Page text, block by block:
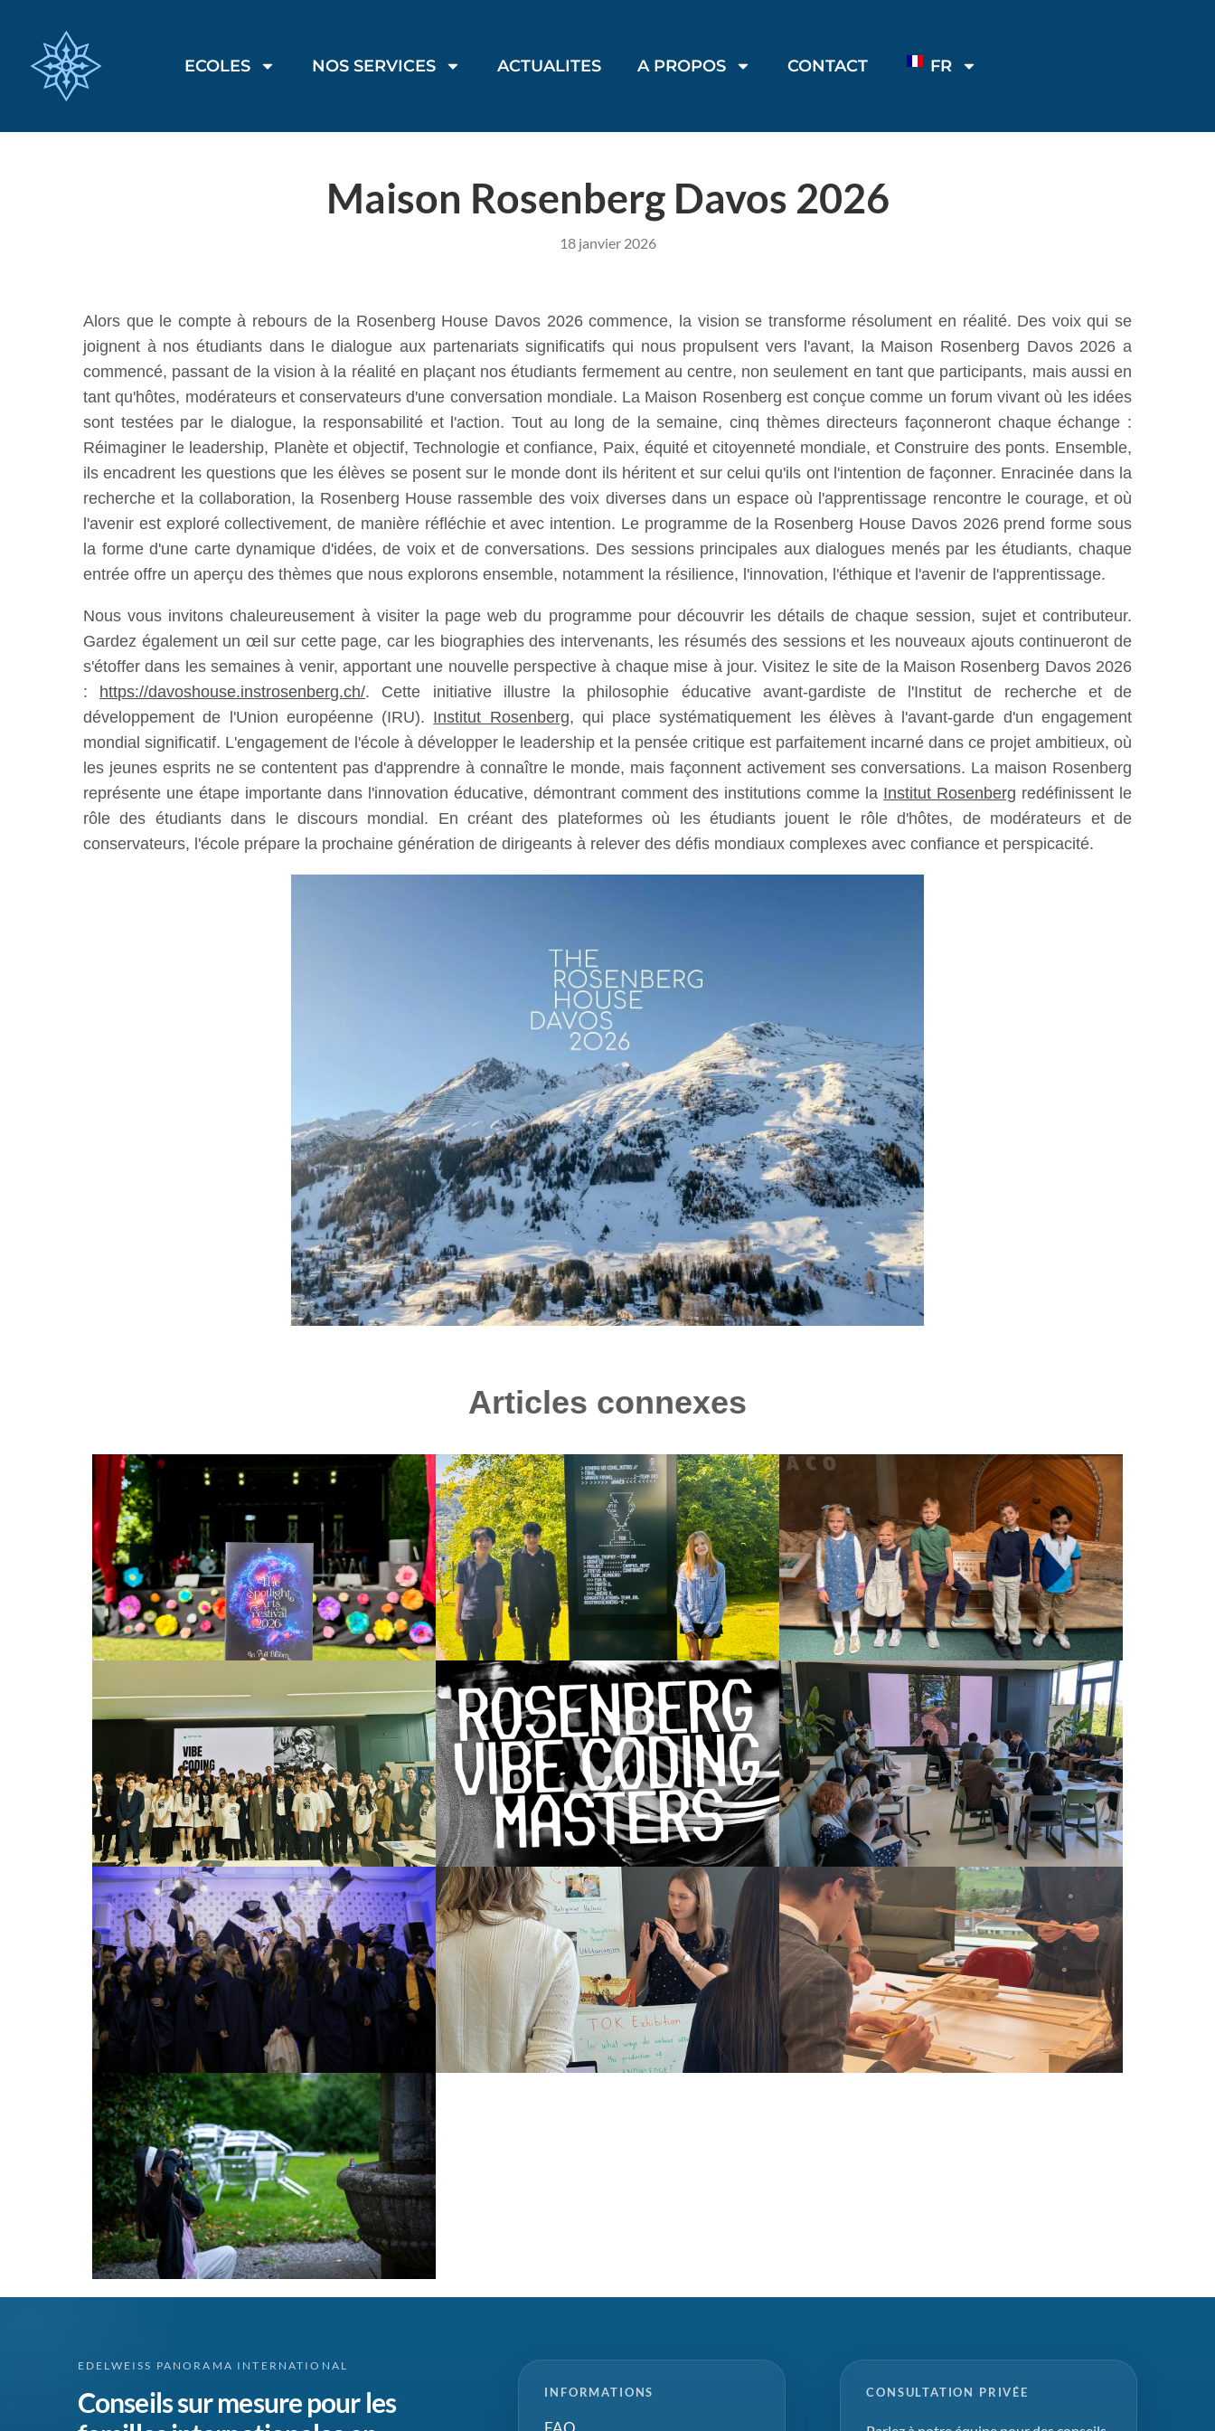
ECOLES NOS SERVICES ACTUALITES A PROPOS CONTACT FR
Maison Rosenberg Davos 2026
18 janvier 2026
Alors que le compte à rebours de la Rosenberg House Davos 2026 commence, la vision se transforme résolument en réalité. Des voix qui se
joignent à nos étudiants dans le dialogue aux partenariats significatifs qui nous propulsent vers l'avant, la Maison Rosenberg Davos 2026 a
commencé, passant de la vision à la réalité en plaçant nos étudiants fermement au centre, non seulement en tant que participants, mais aussi en
tant qu'hôtes, modérateurs et conservateurs d'une conversation mondiale. La Maison Rosenberg est conçue comme un forum vivant où les idées
sont testées par le dialogue, la responsabilité et l'action. Tout au long de la semaine, cinq thèmes directeurs façonneront chaque échange :
Réimaginer le leadership, Planète et objectif, Technologie et confiance, Paix, équité et citoyenneté mondiale, et Construire des ponts. Ensemble,
ils encadrent les questions que les élèves se posent sur le monde dont ils héritent et sur celui qu'ils ont l'intention de façonner. Enracinée dans la
recherche et la collaboration, la Rosenberg House rassemble des voix diverses dans un espace où l'apprentissage rencontre le courage, et où
l'avenir est exploré collectivement, de manière réfléchie et avec intention. Le programme de la Rosenberg House Davos 2026 prend forme sous
la forme d'une carte dynamique d'idées, de voix et de conversations. Des sessions principales aux dialogues menés par les étudiants, chaque
entrée offre un aperçu des thèmes que nous explorons ensemble, notamment la résilience, l'innovation, l'éthique et l'avenir de l'apprentissage.
Nous vous invitons chaleureusement à visiter la page web du programme pour découvrir les détails de chaque session, sujet et contributeur.
Gardez également un œil sur cette page, car les biographies des intervenants, les résumés des sessions et les nouveaux ajouts continueront de
s'étoffer dans les semaines à venir, apportant une nouvelle perspective à chaque mise à jour. Visitez le site de la Maison Rosenberg Davos 2026
: https://davoshouse.instrosenberg.ch/. Cette initiative illustre la philosophie éducative avant-gardiste de l'Institut de recherche et de
développement de l'Union européenne (IRU). Institut Rosenberg, qui place systématiquement les élèves à l'avant-garde d'un engagement
mondial significatif. L'engagement de l'école à développer le leadership et la pensée critique est parfaitement incarné dans ce projet ambitieux, où
les jeunes esprits ne se contentent pas d'apprendre à connaître le monde, mais façonnent activement ses conversations. La maison Rosenberg
représente une étape importante dans l'innovation éducative, démontrant comment des institutions comme la Institut Rosenberg redéfinissent le
rôle des étudiants dans le discours mondial. En créant des plateformes où les étudiants jouent le rôle d'hôtes, de modérateurs et de
conservateurs, l'école prépare la prochaine génération de dirigeants à relever des défis mondiaux complexes avec confiance et perspicacité.
Articles connexes
EDELWEISS PANORAMA INTERNATIONAL
Conseils sur mesure pour les
INFORMATIONS CONSULTATION PRIVÉE